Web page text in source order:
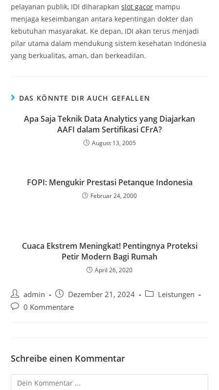
pelayanan publik, IDI diharapkanslot gacor mampu
menjaga keseimbangan antara kepentingan dokter dan
kebutuhan masyarakat. Ke depan, IDI akan terus menjadi
pilar utama dalam mendukung sistem kesehatan Indonesia
yang berkualitas, aman, dan berkeadilan.
DAS KÖNNTE DIR AUCH GEFALLEN
Apa Saja Teknik Data Analytics yang Diajarkan
AAFI dalam Sertifikasi CFrA?
August 13, 2005
FOPI: Mengukir Prestasi Petanque Indonesia
Februar 24, 2000
Cuaca Ekstrem Meningkat! Pentingnya Proteksi
Petir Modern Bagi Rumah
April 26, 2020
Beitrags-
Autor:
admin
Beitrag
veröffentlicht:
Dezember 21, 2024
Beitrags-
Leistungen
Beitrags-
0 Kommentare
Schreibe einen Kommentar
Kommentieren